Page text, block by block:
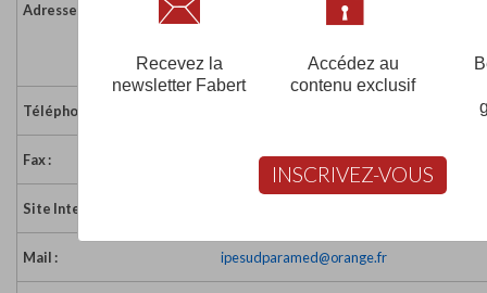
Adresse :
300, rue Auguste Broussonnet
France
Téléphone :
Fax : 04 67 54 68 41
Site Internet :
Mail : ipesudparamed@orange.fr
Recevez la
newsletter Fabert
Accédez au
contenu exclusif
INSCRIVEZ-VOUS